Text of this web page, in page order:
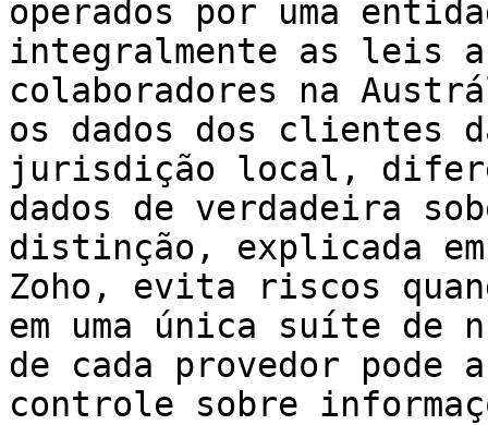
operados por uma
integralmente as leis
colaboradores na
os dados dos clientes
jurisdição local,
dados de verdadeira
distinção, explicada
Zoho, evita riscos
em uma única suíte de
de cada provedor pode
controle sobre